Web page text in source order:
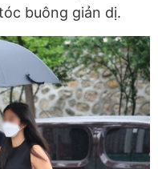
buông giản dị.